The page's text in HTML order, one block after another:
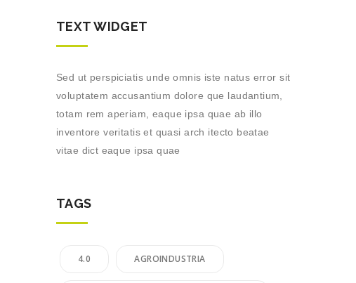
TEXT WIDGET
Sed ut perspiciatis unde omnis iste natus error sit
voluptatem accusantium dolore que laudantium,
totam rem aperiam, eaque ipsa quae ab illo
inventore veritatis et quasi arch itecto beatae
vitae dict eaque ipsa quae
TAGS
4.0 AGROINDUSTRIA